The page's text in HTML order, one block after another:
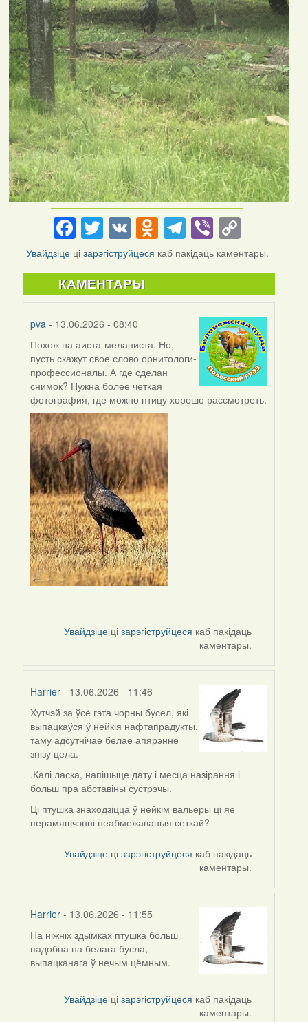
Facebook
Twitter
VKOdnoklassniki
Telegram
Viber
Link
Увайдзіце цізарэгіструйцеся каб пакідаць каментары.
КАМЕНТАРЫ
pva - 13.06.2026 - 08:40
Похож на аиста-меланиста. Но,
пусть скажут свое слово орнитологи-
профессионалы. А где сделан
снимок? Нужна более четкая
фотография, где можно птицу хорошо рассмотреть.
Увайдзіце цізарэгіструйцеся каб пакідаць
каментары.
Harrier - 13.06.2026 - 11:46
Хутчэй за ўсё гэта чорны бусел, які
выпацкаўся ў нейкія нафтапрадукты,
таму адсутнічае белае апярэнне
знізу цела.
.Калі ласка, напішыце дату і месца назірання і
больш пра абставіны сустрэчы.
Ці птушка знаходзіцца ў нейкім вальеры ці яе
перамяшчэнні неабмежаваныя сеткай?
Увайдзіце цізарэгіструйцеся каб пакідаць
каментары.
Harrier - 13.06.2026 - 11:55
На ніжніх здымках птушка больш
падобна на белага бусла,
выпацканага ў нечым цёмным.
Увайдзіце цізарэгіструйцеся каб пакідаць
каментары.